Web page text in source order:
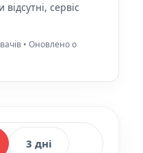
сервіс
• Оновлено о
3 дні